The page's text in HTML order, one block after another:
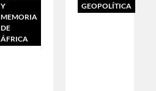
Y
MEMORIA
DE
ÁFRICA
GEOPOLÍTICA